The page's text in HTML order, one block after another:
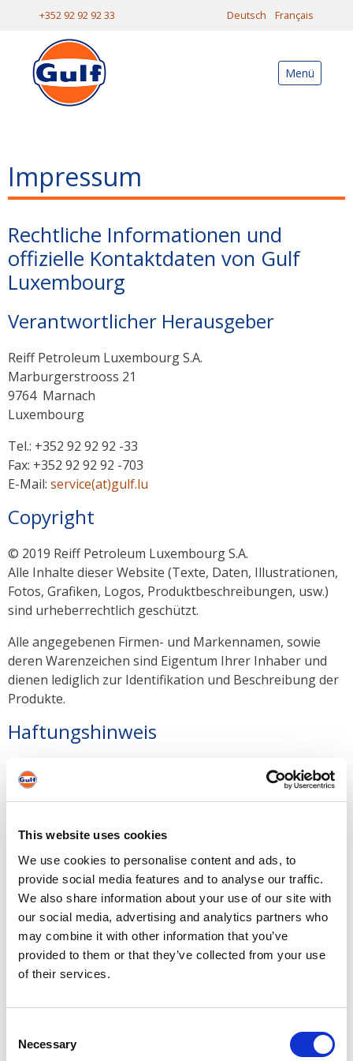
This website uses cookies
We use cookies to personalise content and ads, to
provide social media features and to analyse our traffic.
We also share information about your use of our site with
our social media, advertising and analytics partners who
may combine it with other information that you’ve
provided to them or that they’ve collected from your use
of their services.
Selection
Necessary
+352 92 92 92 33 Deutsch Français
Menü
Impressum
Rechtliche Informationen und
offizielle Kontaktdaten von Gulf
Luxembourg
Verantwortlicher Herausgeber
Reiff Petroleum Luxembourg S.A.
Marburgerstrooss 21
9764 Marnach
Luxembourg
Tel.: +352 92 92 92 -33
Fax: +352 92 92 92 -703
E-Mail: service(at)gulf.lu
Copyright
© 2019 Reiff Petroleum Luxembourg S.A.
Alle Inhalte dieser Website (Texte, Daten, Illustrationen,
Fotos, Grafiken, Logos, Produktbeschreibungen, usw.)
sind urheberrechtlich geschützt.
Alle angegebenen Firmen- und Markennamen, sowie
deren Warenzeichen sind Eigentum Ihrer Inhaber und
dienen lediglich zur Identifikation und Beschreibung der
Produkte.
Haftungshinweis
Alle Informationen in dieser Website wurden sorgfältig
recherchiert. Dennoch haftet der Herausgeber nicht für
die Richtigkeit der genannten Informationen.
Trotz sorgfältiger inhaltlicher Kontrolle übernehmen wir
keine Haftung für die Inhalte externer Links. Für den
Inhalt der verlinkten Seiten sind ausschließlich deren
Betreiber verantwortlich.
Wenn Ihnen Fehler oder falsche Informationen auf
dieser Website auffallen, teilen Sie uns dies bitte
schriftlich mit.
21, Marburgerstrooss